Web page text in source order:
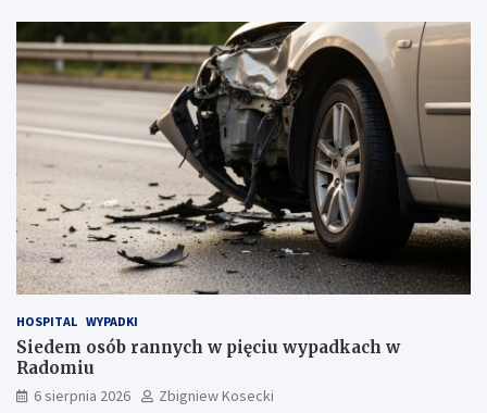
HOSPITAL WYPADKI
Siedem osób rannych w pięciu wypadkach w
Radomiu
6 sierpnia 2026
Zbigniew Kosecki